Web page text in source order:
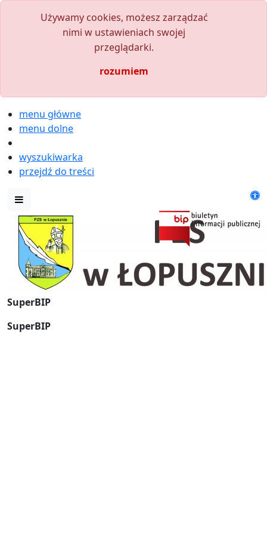
Używamy cookies, możesz zarządzać
nimi w ustawieniach swojej
przeglądarki.
rozumiem
menu główne
menu dolne
wyszukiwarka
przejdź do treści
SuperBIP
SuperBIP